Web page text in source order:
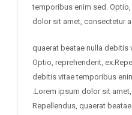
temporibus enim sed.
dolor sit amet, consectetur
quaerat beatae nulla
Optio, reprehenderit,
debitis vitae temporibus
.Lorem ipsum dolor sit
Repellendus, quaerat